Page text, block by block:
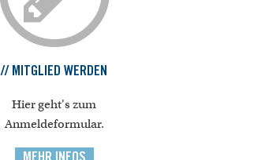
// MITGLIED WERDEN
Hier geht's zum
Anmeldeformular.